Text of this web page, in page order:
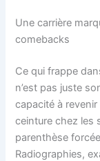
Une carrière
comebacks
Ce qui frappe
n’est pas juste
capacité à
ceinture chez les
parenthèse
Radiographies,